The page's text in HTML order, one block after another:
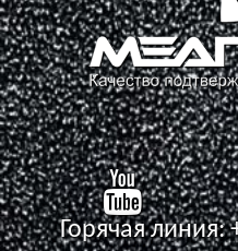
Горячая линия: